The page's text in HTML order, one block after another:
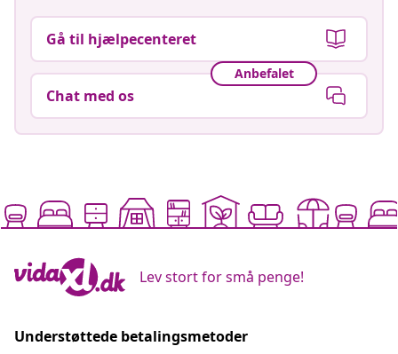
Gå til hjælpecenteret
Anbefalet
Chat med os
Lev stort for små penge!
Understøttede betalingsmetoder